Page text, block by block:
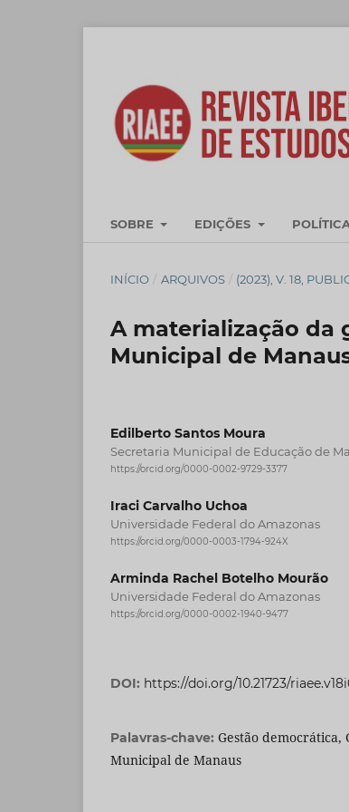
SOBRE EDIÇÕES
INÍCIO / ARQUIVOS / (2023), V. 18,
A materialização da
Municipal de
Edilberto Santos Moura
Secretaria Municipal de Educação de
https://orcid.org/0000-0002-9729-3377
Iraci Carvalho Uchoa
Universidade Federal do Amazonas
https://orcid.org/0000-0003-1794-924X
Arminda Rachel Botelho Mourão
Universidade Federal do Amazonas
https://orcid.org/0000-0002-1940-9477
DOI: https://doi.org/10.21723/
Palavras-chave: Gestão democrática,
Municipal de Manaus